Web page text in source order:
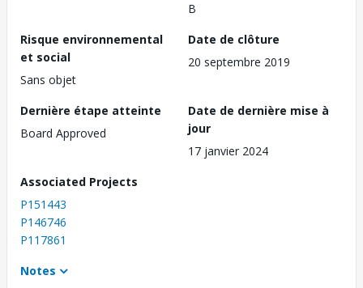
B
Risque environnemental
et social
Sans objet
Date de clôture
20 septembre 2019
Dernière étape atteinte
Board Approved
Date de dernière mise à
jour
17 janvier 2024
Associated Projects
P151443
P146746
P117861
Notes